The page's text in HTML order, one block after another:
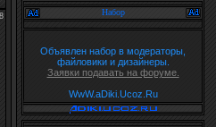
Набор
Объявлен набор в модераторы,
файловики и дизайнеры.
Заявки подавать на форуме.
WwW.aDiki.Ucoz.Ru